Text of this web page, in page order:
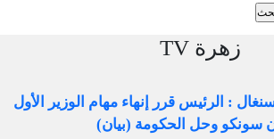
زهرة TV
: الرئيس قرر إنهاء مهام الوزير الأول
سونكو وحل الحكومة (بيان)